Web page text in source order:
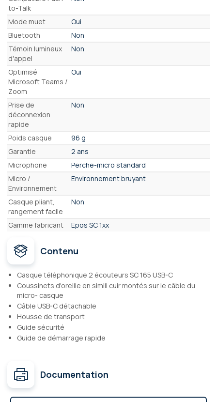
to-Talk
Mode muet
Oui
Bluetooth
Non
Témoin lumineux
d'appel
Non
Optimisé
Microsoft Teams /
Zoom
Oui
Prise de
déconnexion
rapide
Non
Poids casque
96 g
Garantie
2 ans
Microphone
Perche-micro standard
Micro /
Environnement
Environnement bruyant
Casque pliant,
rangement facile
Non
Gamme fabricant Epos SC 1xx
Contenu
Casque téléphonique 2 écouteurs SC 165 USB-C
Coussinets d'oreille en simili cuir montés sur le câble du
micro- casque
Câble USB-C détachable
Housse de transport
Guide sécurité
Guide de démarrage rapide
Documentation